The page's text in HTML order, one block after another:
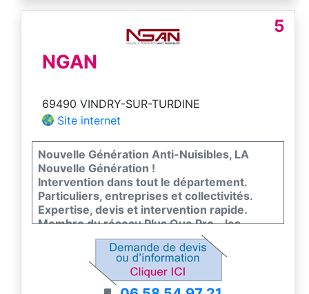
5
NGAN
69490 VINDRY-SUR-TURDINE
Site internet
Nouvelle Génération Anti-Nuisibles, LA
Nouvelle Génération !
Intervention dans tout le département.
Particuliers, entreprises et collectivités.
Expertise, devis et intervention rapide.
Membre du réseau Plus Que Pro - les
meilleurs entreprises de France